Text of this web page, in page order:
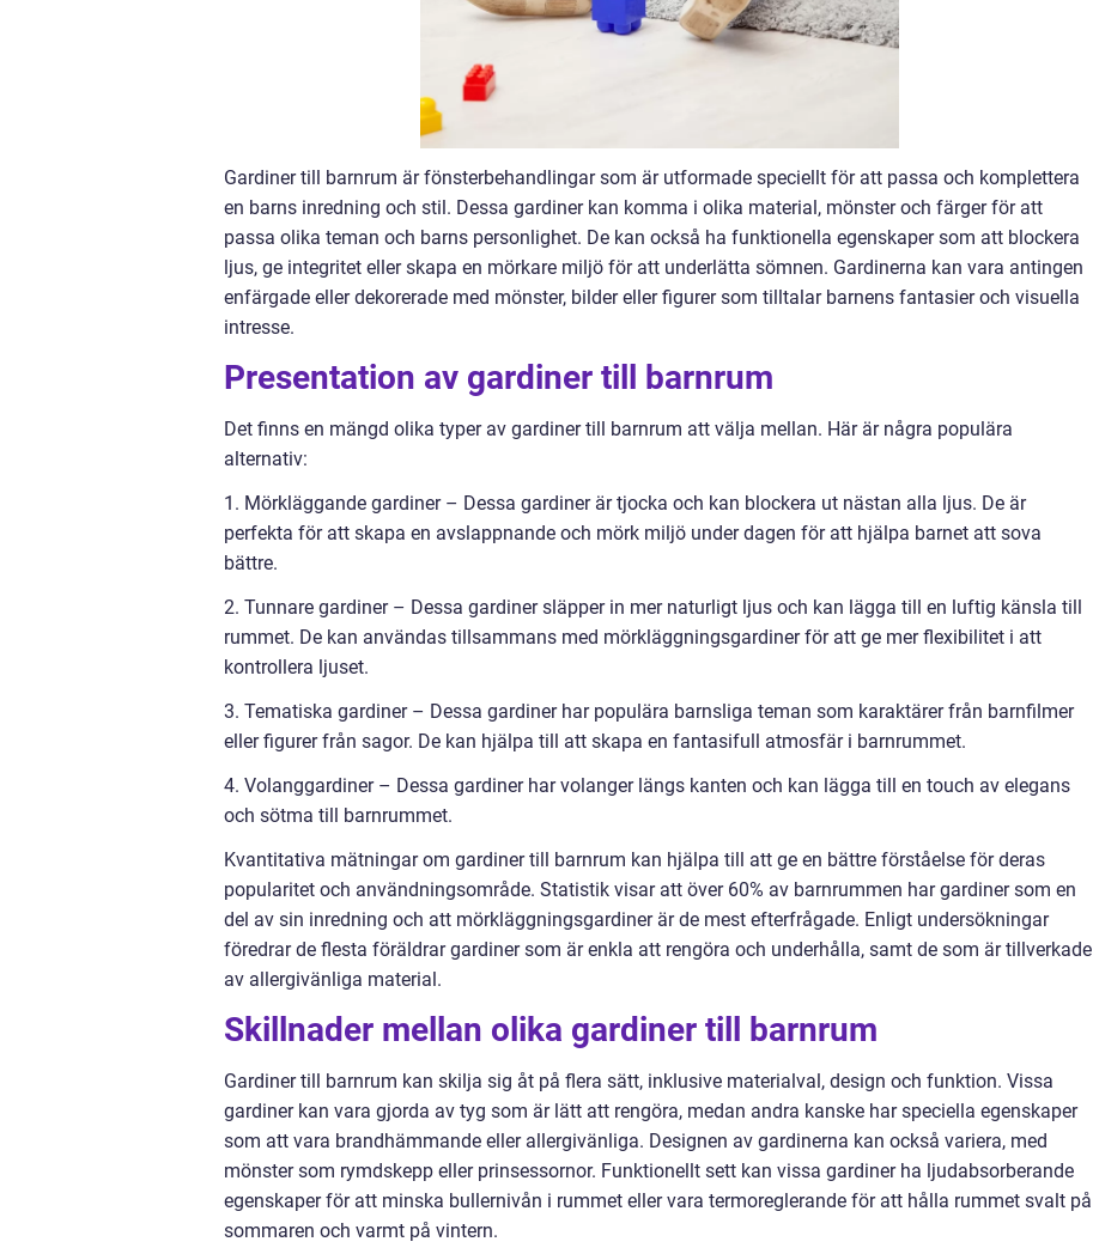
Gardiner till barnrum är fönsterbehandlingar som är utformade speciellt för att passa och komplettera
en barns inredning och stil. Dessa gardiner kan komma i olika material, mönster och färger för att
passa olika teman och barns personlighet. De kan också ha funktionella egenskaper som att blockera
ljus, ge integritet eller skapa en mörkare miljö för att underlätta sömnen. Gardinerna kan vara antingen
enfärgade eller dekorerade med mönster, bilder eller figurer som tilltalar barnens fantasier och visuella
intresse.
Presentation av gardiner till barnrum
Det finns en mängd olika typer av gardiner till barnrum att välja mellan. Här är några populära
alternativ:
1. Mörkläggande gardiner – Dessa gardiner är tjocka och kan blockera ut nästan alla ljus. De är
perfekta för att skapa en avslappnande och mörk miljö under dagen för att hjälpa barnet att sova
bättre.
2. Tunnare gardiner – Dessa gardiner släpper in mer naturligt ljus och kan lägga till en luftig känsla till
rummet. De kan användas tillsammans med mörkläggningsgardiner för att ge mer flexibilitet i att
kontrollera ljuset.
3. Tematiska gardiner – Dessa gardiner har populära barnsliga teman som karaktärer från barnfilmer
eller figurer från sagor. De kan hjälpa till att skapa en fantasifull atmosfär i barnrummet.
4. Volanggardiner – Dessa gardiner har volanger längs kanten och kan lägga till en touch av elegans
och sötma till barnrummet.
Kvantitativa mätningar om gardiner till barnrum kan hjälpa till att ge en bättre förståelse för deras
popularitet och användningsområde. Statistik visar att över 60% av barnrummen har gardiner som en
del av sin inredning och att mörkläggningsgardiner är de mest efterfrågade. Enligt undersökningar
föredrar de flesta föräldrar gardiner som är enkla att rengöra och underhålla, samt de som är tillverkade
av allergivänliga material.
Skillnader mellan olika gardiner till barnrum
Gardiner till barnrum kan skilja sig åt på flera sätt, inklusive materialval, design och funktion. Vissa
gardiner kan vara gjorda av tyg som är lätt att rengöra, medan andra kanske har speciella egenskaper
som att vara brandhämmande eller allergivänliga. Designen av gardinerna kan också variera, med
mönster som rymdskepp eller prinsessornor. Funktionellt sett kan vissa gardiner ha ljudabsorberande
egenskaper för att minska bullernivån i rummet eller vara termoreglerande för att hålla rummet svalt på
sommaren och varmt på vintern.